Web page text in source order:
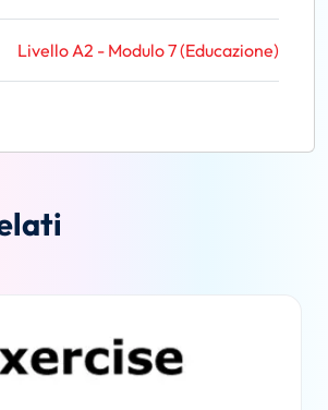
Livello A2 - Modulo 7 (Educazione)